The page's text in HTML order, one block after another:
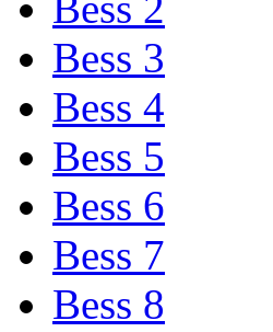
Bess 3
Bess 4
Bess 5
Bess 6
Bess 7
Bess 8